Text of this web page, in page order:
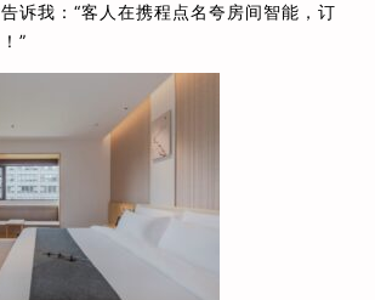
诉我：“客人在携程点名夸房间智能，订
”